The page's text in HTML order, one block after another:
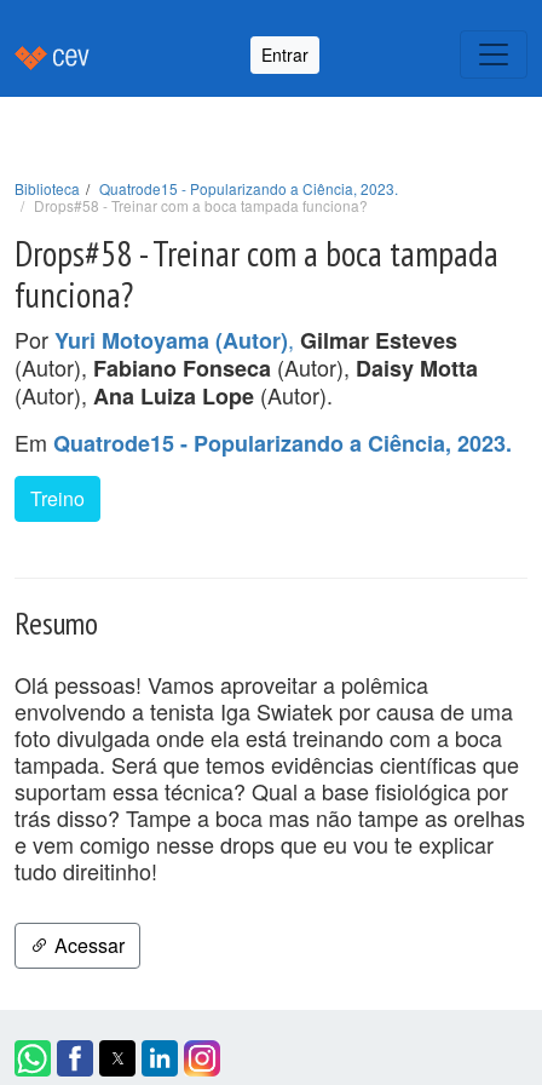
Entrar
Biblioteca
Quatrode15 - Popularizando a Ciência, 2023.
Drops#58 - Treinar com a boca tampada funciona?
Drops#58 - Treinar com a boca tampada
funciona?
PorYuri Motoyama (Autor), Gilmar Esteves
(Autor), Fabiano Fonseca (Autor), Daisy Motta
(Autor), Ana Luiza Lope (Autor).
Em Quatrode15 - Popularizando a Ciência, 2023.
Treino
Resumo
Olá pessoas! Vamos aproveitar a polêmica
envolvendo a tenista Iga Swiatek por causa de uma
foto divulgada onde ela está treinando com a boca
tampada. Será que temos evidências científicas que
suportam essa técnica? Qual a base fisiológica por
trás disso? Tampe a boca mas não tampe as orelhas
e vem comigo nesse drops que eu vou te explicar
tudo direitinho!
Acessar